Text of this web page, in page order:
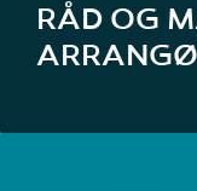
RÅD OG